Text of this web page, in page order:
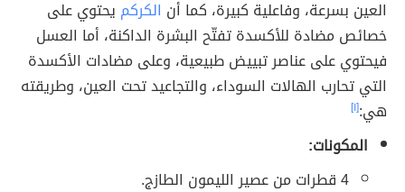
العين بسرعة، وفاعلية كبيرة، كما أن الكركم يحتوي على
خصائص مضادة للأكسدة تفتّح البشرة الداكنة، أما العسل
فيحتوي على عناصر تبييض طبيعية، وعلى مضادات الأكسدة
التي تحارب الهالات السوداء، والتجاعيد تحت العين، وطريقته
هي:[١]
المكونات:
4 قطرات من عصير الليمون الطازج.